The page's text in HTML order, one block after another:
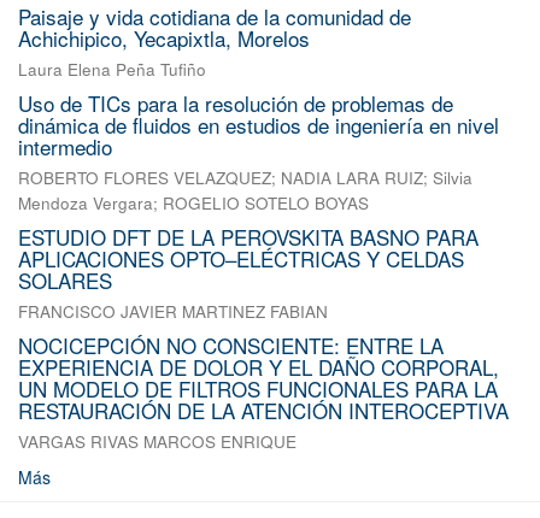
Paisaje y vida cotidiana de la comunidad de
Achichipico, Yecapixtla, Morelos
Laura Elena Peña Tufiño
Uso de TICs para la resolución de problemas de
dinámica de fluidos en estudios de ingeniería en nivel
intermedio
ROBERTO FLORES VELAZQUEZ; NADIA LARA RUIZ; Silvia
Mendoza Vergara; ROGELIO SOTELO BOYAS
ESTUDIO DFT DE LA PEROVSKITA BASNO PARA
APLICACIONES OPTO–ELÉCTRICAS Y CELDAS
SOLARES
FRANCISCO JAVIER MARTINEZ FABIAN
NOCICEPCIÓN NO CONSCIENTE: ENTRE LA
EXPERIENCIA DE DOLOR Y EL DAÑO CORPORAL,
UN MODELO DE FILTROS FUNCIONALES PARA LA
RESTAURACIÓN DE LA ATENCIÓN INTEROCEPTIVA
VARGAS RIVAS MARCOS ENRIQUE
Más